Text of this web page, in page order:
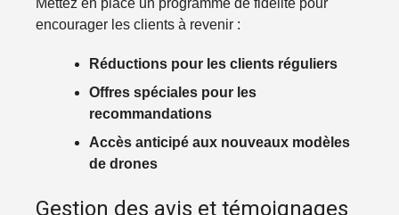
encourager les clients à revenir :
Réductions pour les clients réguliers
Offres spéciales pour les
recommandations
Accès anticipé aux nouveaux modèles
de drones
Gestion des avis et témoignages